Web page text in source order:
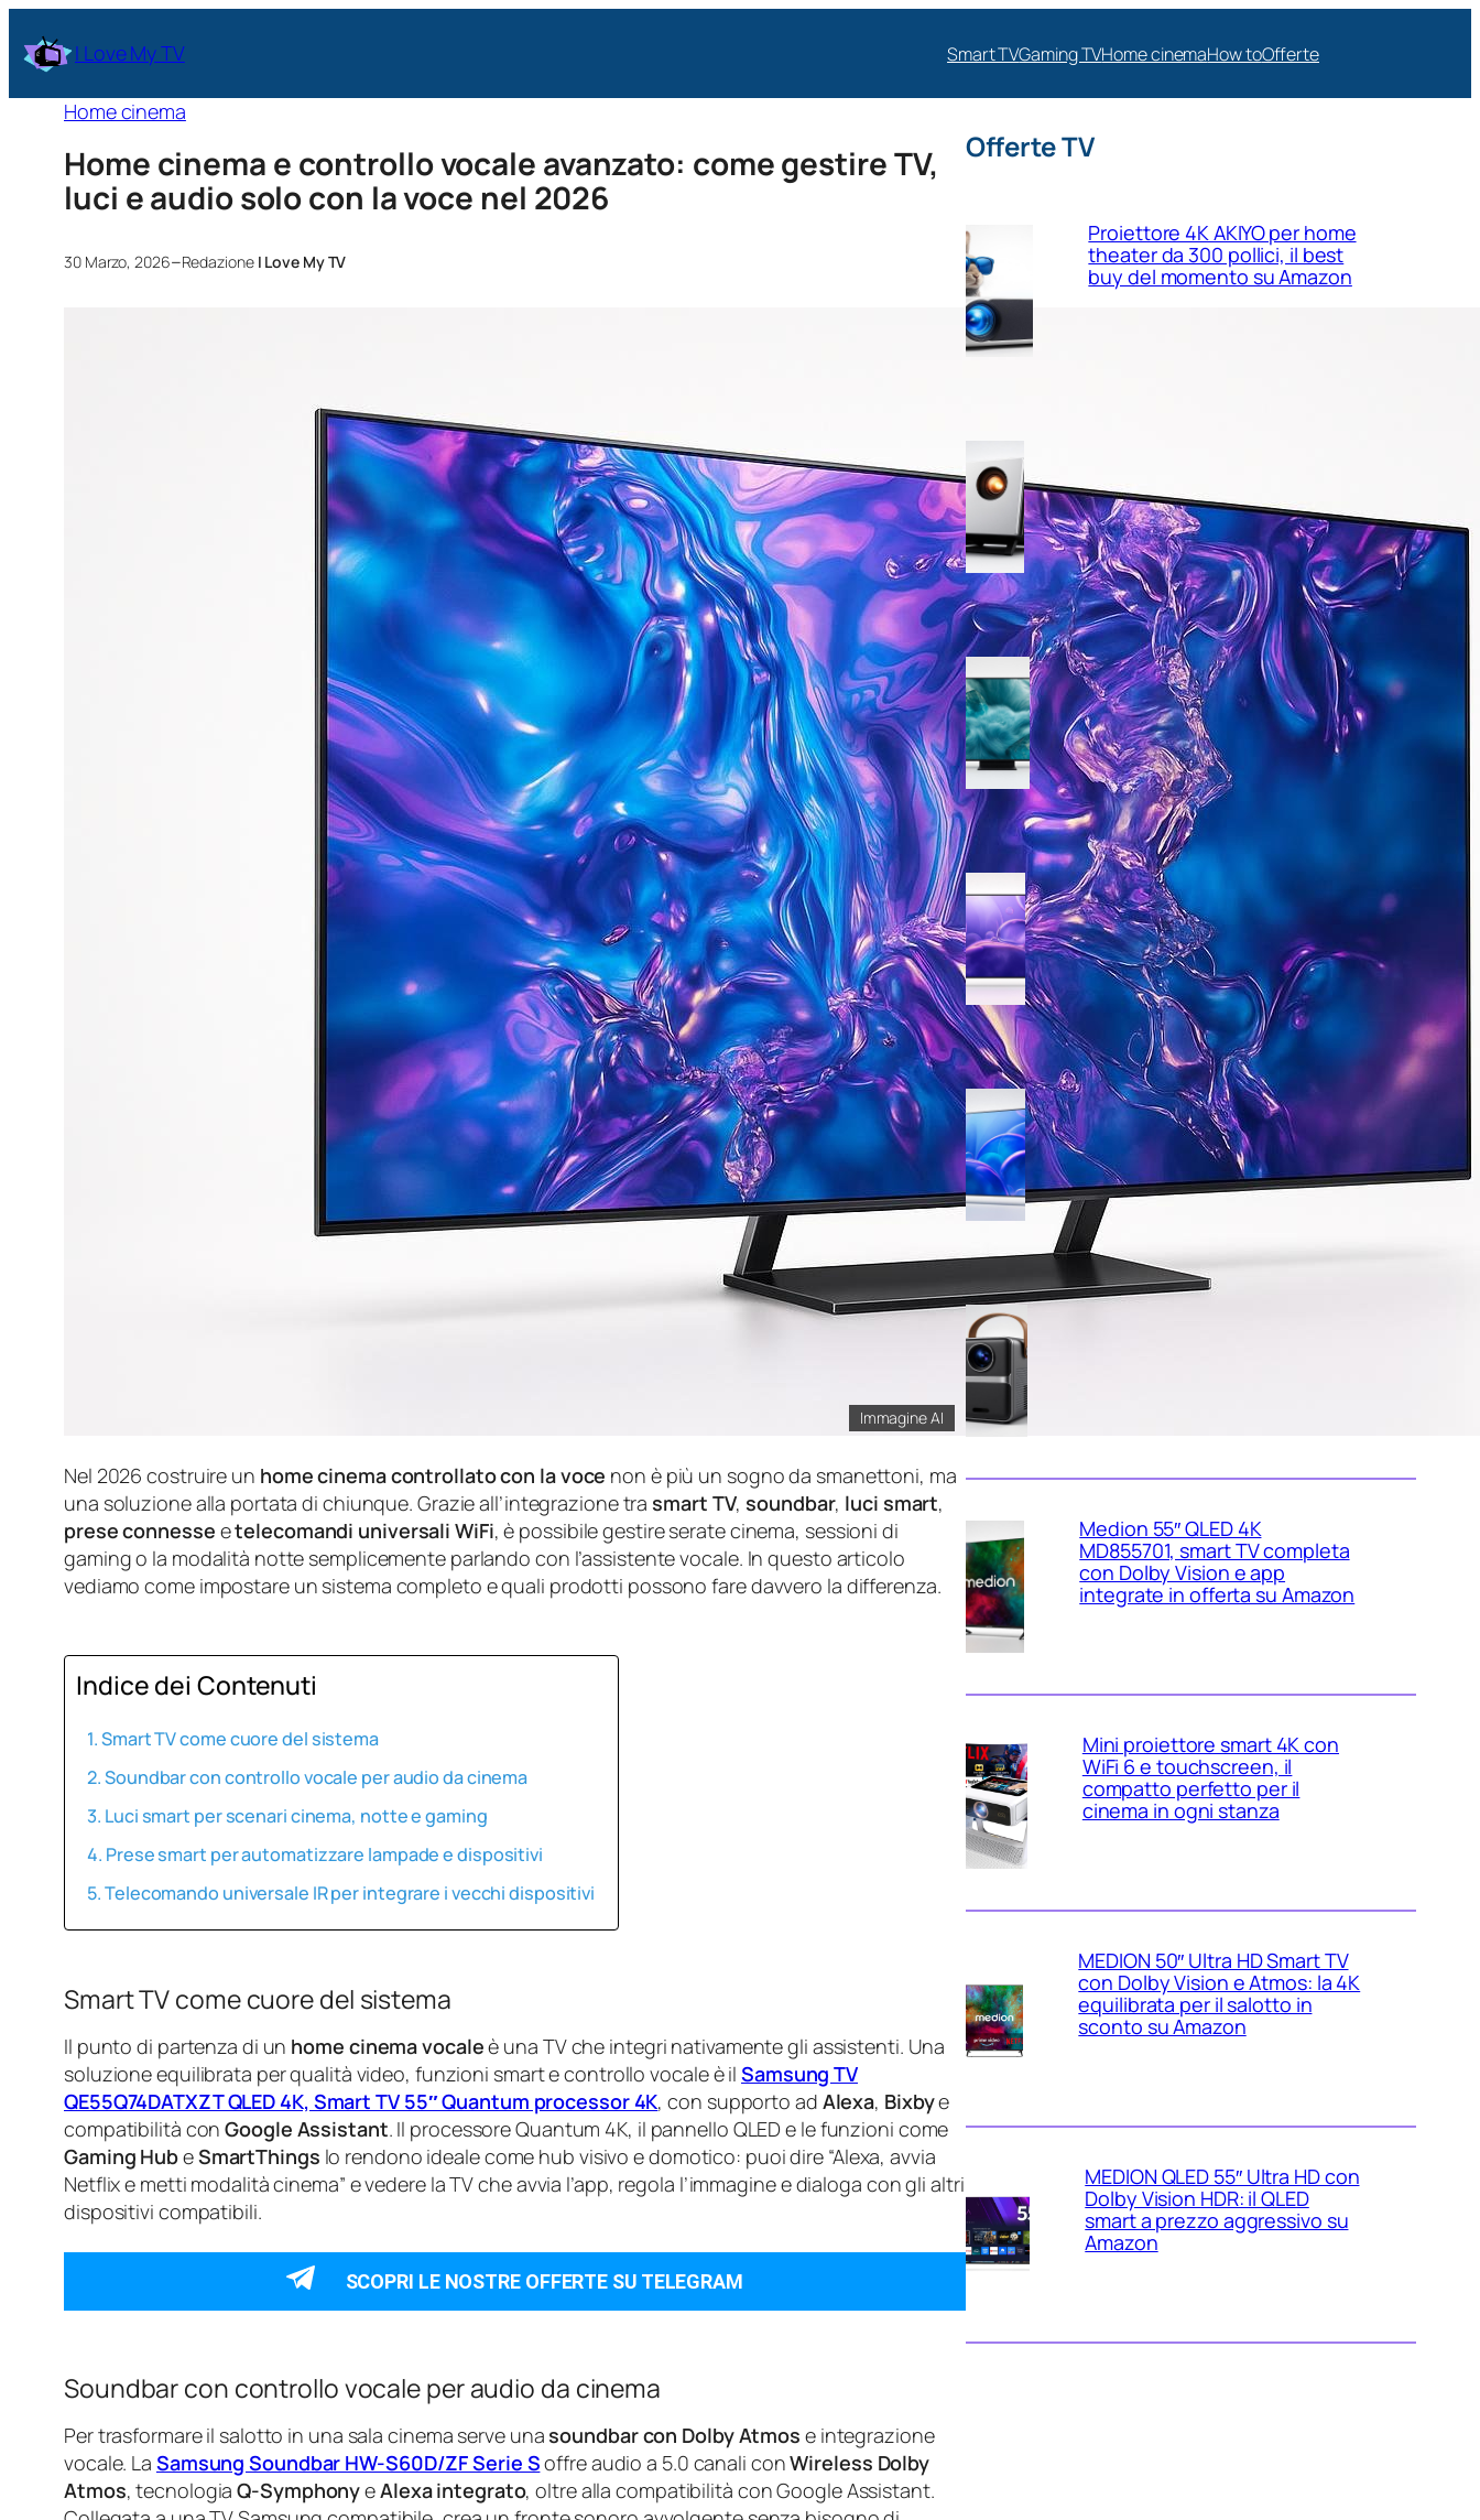
I Love My TV Smart TVGaming TVHome cinemaHow toOfferte
Home cinema
Home cinema e controllo vocale avanzato: come gestire TV,
luci e audio solo con la voce nel 2026
30 Marzo, 2026–Redazione I Love My TV
Immagine AI
Nel 2026 costruire un home cinema controllato con la voce non è più un sogno da smanettoni, ma
una soluzione alla portata di chiunque. Grazie all’integrazione trasmart TV,soundbar, luci smart,
prese connesse etelecomandi universali WiFi, è possibile gestire serate cinema, sessioni di
gaming o la modalità notte semplicemente parlando con l’assistente vocale. In questo articolo
vediamo come impostare un sistema completo e quali prodotti possono fare davvero la differenza.
Indice dei Contenuti
Smart TV come cuore del sistema
Soundbar con controllo vocale per audio da cinema
Luci smart per scenari cinema, notte e gaming
Prese smart per automatizzare lampade e dispositivi
Telecomando universale IR per integrare i vecchi dispositivi
Smart TV come cuore del sistema
Il punto di partenza di un home cinema vocaleè una TV che integri nativamente gli assistenti. Una
soluzione equilibrata per qualità video, funzioni smart e controllo vocale è ilSamsung TV
QE55Q74DATXZT QLED 4K, Smart TV 55″ Quantum processor 4K, con supporto ad Alexa, Bixbye
compatibilità conGoogle Assistant. Il processore Quantum 4K, il pannello QLED e le funzioni come
Gaming HubeSmartThings lo rendono ideale come hub visivo e domotico: puoi dire “Alexa, avvia
Netflix e metti modalità cinema” e vedere la TV che avvia l’app, regola l’immagine e dialoga con gli altri
dispositivi compatibili.
SCOPRI LE NOSTRE OFFERTE SU TELEGRAM
Soundbar con controllo vocale per audio da cinema
Per trasformare il salotto in una sala cinema serve unasoundbar con Dolby Atmos e integrazione
vocale. La Samsung Soundbar HW-S60D/ZF Serie Soffre audio a 5.0 canali conWireless Dolby
Atmos, tecnologiaQ-SymphonyeAlexa integrato, oltre alla compatibilità con Google Assistant.
Offerte TV
Proiettore 4K AKIYO per home
theater da 300 pollici, il best
buy del momento su Amazon
gaming e cinema in salotto in
offerta su Amazon
Samsung QLED 4K Vision AI
55” QE55Q7F5AUXZT, la TV
con upscaling intelligente ora
in offerta
Samsung Crystal UHD 4K 55”
UE55U8090FUXZT, smart TV
sottile e luminosa in forte
sconto su Amazon
Samsung Crystal UHD 4K 55”
UE55U7000FUXZT, smart TV
2025 perfetta per il salotto a
prezzo ribassato
Medion 55″ QLED 4K
MD855701, smart TV completa
con Dolby Vision e app
integrate in offerta su Amazon
Mini proiettore smart 4K con
WiFi 6 e touchscreen, il
compatto perfetto per il
cinema in ogni stanza
MEDION 50″ Ultra HD Smart TV
con Dolby Vision e Atmos: la 4K
equilibrata per il salotto in
sconto su Amazon
MEDION QLED 55″ Ultra HD con
Dolby Vision HDR: il QLED
smart a prezzo aggressivo su
Amazon